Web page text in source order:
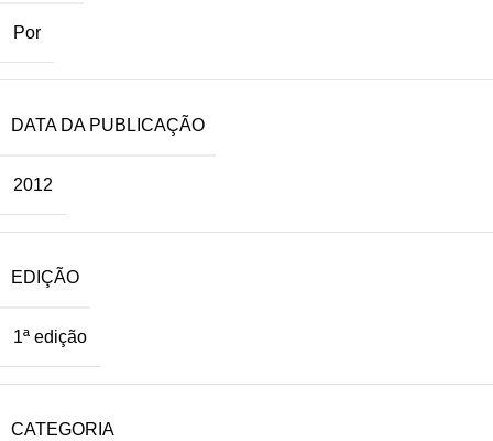
Por
DATA DA PUBLICAÇÃO
2012
EDIÇÃO
1ª edição
CATEGORIA